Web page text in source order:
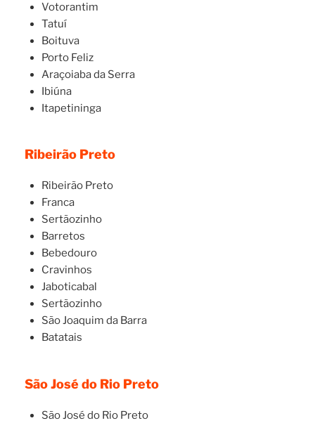
Votorantim
Tatuí
Boituva
Porto Feliz
Araçoiaba da Serra
Ibiúna
Itapetininga
Ribeirão Preto
Ribeirão Preto
Franca
Sertãozinho
Barretos
Bebedouro
Cravinhos
Jaboticabal
Sertãozinho
São Joaquim da Barra
Batatais
São José do Rio Preto
São José do Rio Preto